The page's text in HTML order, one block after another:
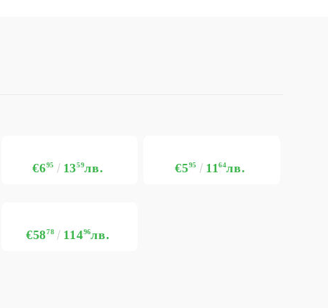
€695 1359лв. €595 1164лв.
€5878 11496лв.